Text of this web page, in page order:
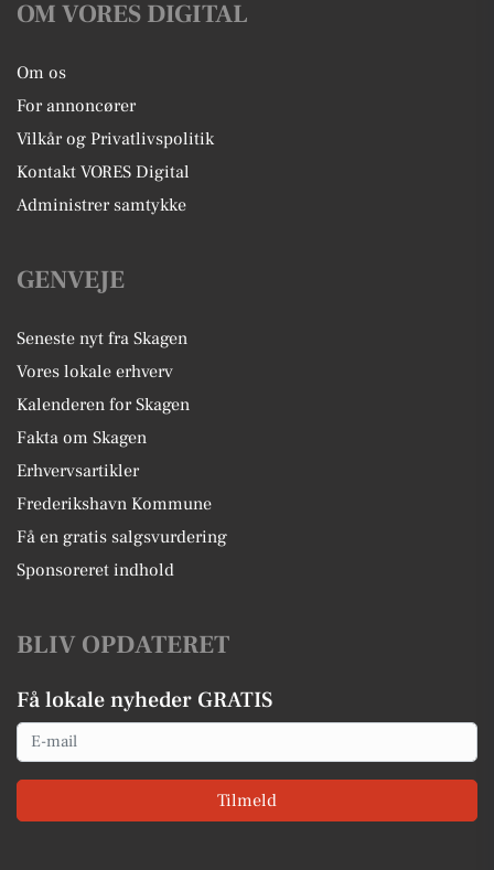
OM VORES DIGITAL
Om os
For annoncører
Vilkår og Privatlivspolitik
Kontakt VORES Digital
Administrer samtykke
GENVEJE
Seneste nyt fra Skagen
Vores lokale erhverv
Kalenderen for Skagen
Fakta om Skagen
Erhvervsartikler
Frederikshavn Kommune
Få en gratis salgsvurdering
Sponsoreret indhold
BLIV OPDATERET
Få lokale nyheder GRATIS
Email
Tilmeld